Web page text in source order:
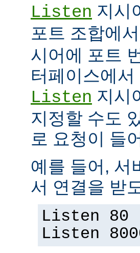
Listen 지시
포트 조합에
시어에 포트
터페이스에
Listen 지시
지정할 수도
로 요청이 들
예를 들어, 서
서 연결을 받
Listen 80
Listen